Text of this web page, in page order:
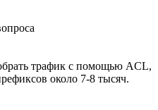
трафик с помощью ACL,
около 7-8 тысяч.